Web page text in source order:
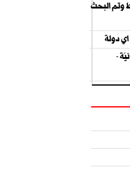
وتم البحث
دولة
-